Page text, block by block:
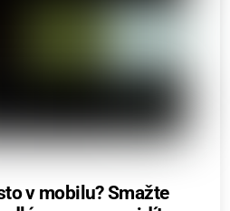
v mobilu? Smažte